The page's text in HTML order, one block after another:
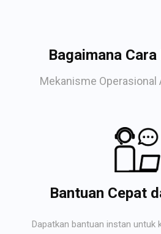
Bagaimana
Mekanisme Operasional
Bantuan Cepat
Dapatkan bantuan instan untuk